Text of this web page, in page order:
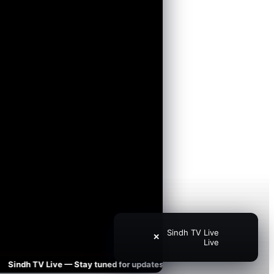
TV Live — Stay tuned for updates
Sindh TV Live
Live
✕